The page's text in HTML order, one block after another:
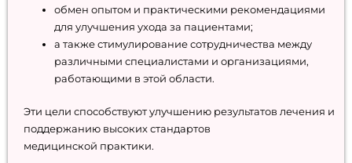
обмен опытом и практическими рекомендациями
для улучшения ухода за пациентами;
а также стимулирование сотрудничества между
различными специалистами и организациями,
работающими в этой области.
Эти цели способствуют улучшению результатов лечения и
поддержанию высоких стандартов
медицинской практики.